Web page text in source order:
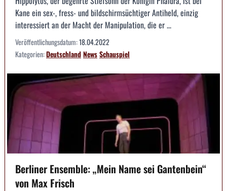
Kane ein sex-, fress- und bildschirmsüchtiger Antiheld, einzig
interessiert an der Macht der Manipulation, die er ...
Veröffentlichungsdatum:18.04.2022
Kategorien:DeutschlandNewsSchauspiel
Berliner Ensemble: „Mein Name sei Gantenbein“
von Max Frisch